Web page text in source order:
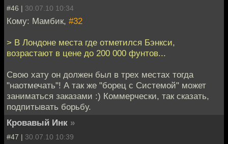
#46 | 30.07.10 10:34
Кому: Мамбик, #32
> В Лондоне места где отметился Бэнкси,
возрастают в цене до 200 000 фунтов...
Свою хату он должен был в трех местах тогда
"наотмечать"! А так же "борец с Системой" может
заниматься заказами :) Коммерчески, так сказать,
подпитывать борьбу.
Кровавый Инк »
#47 | 30.07.10 10:39